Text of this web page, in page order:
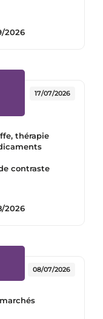
2026
thérapie
contraste
17/07/2026
2026
08/07/2026